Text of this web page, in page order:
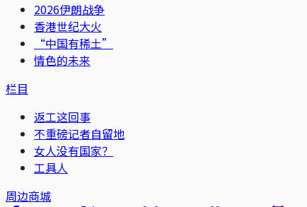
2026伊朗战争
香港世纪大火
“中国有稀土”
情色的未来
栏目
返工这回事
不重磅记者自留地
女人没有国家？
工具人
周边商城